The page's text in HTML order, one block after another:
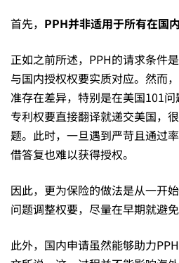
首先， PPH并非适用于所有在国
正如之前所述，PPH的请求条件
与国内授权权要实质对应。然而
准存在差异，特别是在美国101
专利权要直接翻译就递交美国，
题。此时，一旦遇到严苛且通过
借答复也难以获得授权。
因此，更为保险的做法是从一开
问题调整权要，尽量在早期就避
此外，国内申请虽然能够助力